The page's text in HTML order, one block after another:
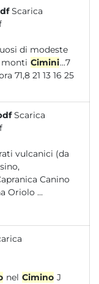
Scarica
di modeste
i monti Cimini...7
Scarica
Oriolo ...
nel Cimino